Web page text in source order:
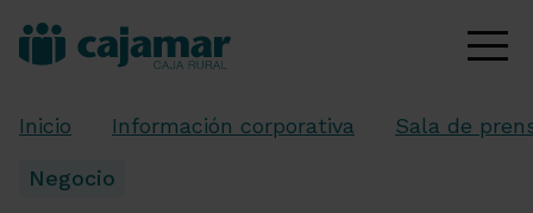
Inicio Información corporativa Sala de
Negocio